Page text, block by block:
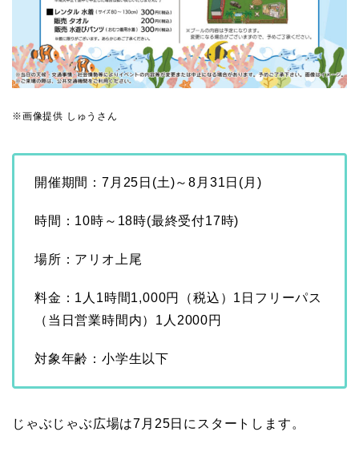
※画像提供 しゅうさん
開催期間：7月25日(土)～8月31日(月)
時間：10時～18時(最終受付17時)
場所：アリオ上尾
料金：1人1時間1,000円（税込）1日フリーパス
（当日営業時間内）1人2000円
対象年齢：小学生以下
じゃぶじゃぶ広場は7月25日にスタートします。